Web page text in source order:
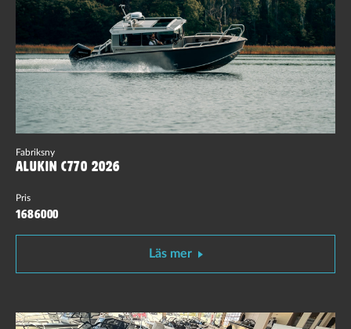
Fabriksny
Alukin C770 2026
Pris
1686000
Läs mer